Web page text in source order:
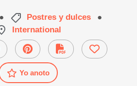
● Postres y dulces
●
International
Yo anoto